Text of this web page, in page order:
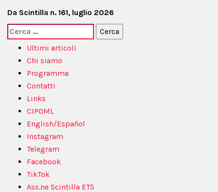
Da Scintilla n. 161, luglio 2026
Ricerca
per:
Ultimi articoli
Chi siamo
Programma
Contatti
Links
CIPOML
English/Español
Instagram
Telegram
Facebook
TikTok
Ass.ne Scintilla ETS